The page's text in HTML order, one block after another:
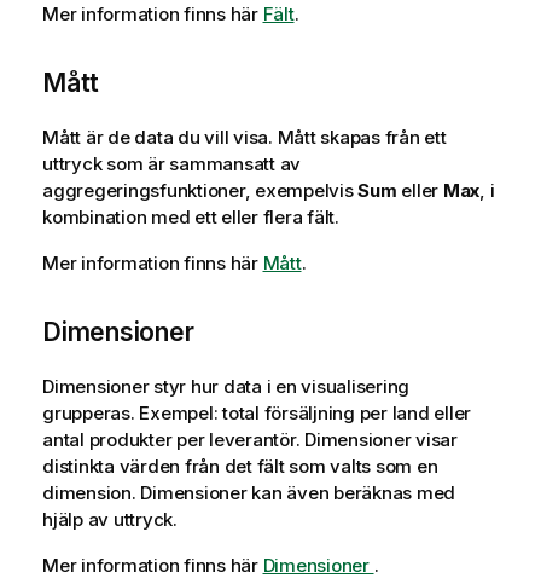
Mer information finns här Fält.
Mått
Mått är de data du vill visa. Mått skapas från ett
uttryck som är sammansatt av
aggregeringsfunktioner, exempelvisSum eller Max , i
kombination med ett eller flera fält.
Mer information finns här Mått.
Dimensioner
Dimensioner styr hur data i en visualisering
grupperas. Exempel: total försäljning per land eller
antal produkter per leverantör. Dimensioner visar
distinkta värden från det fält som valts som en
dimension. Dimensioner kan även beräknas med
hjälp av uttryck.
Mer information finns här Dimensioner .